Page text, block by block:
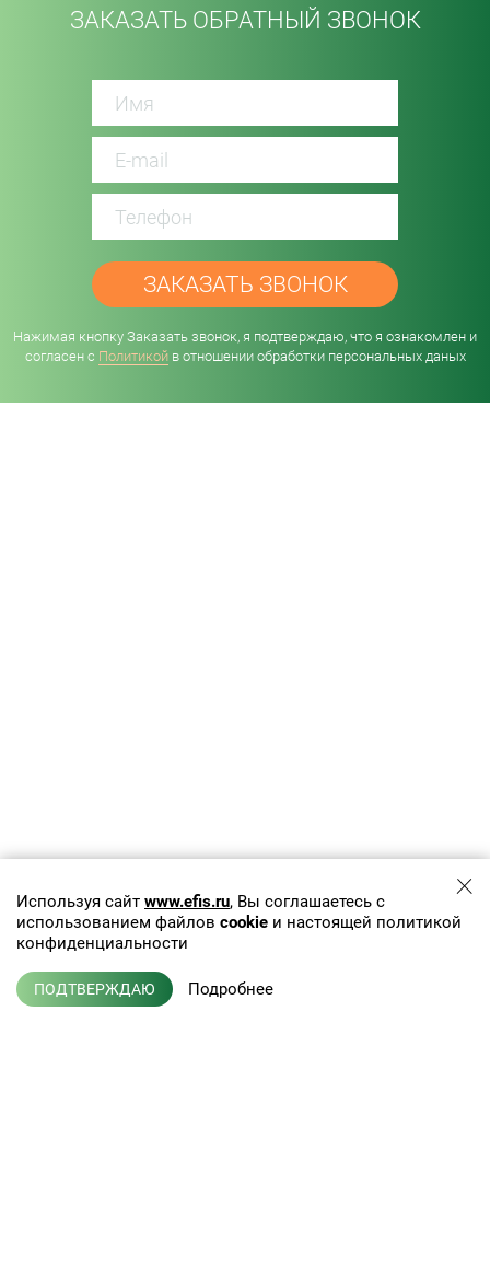
ЗАКАЗАТЬ ОБРАТНЫЙ ЗВОНОК
Нажимая кнопку Заказать звонок, я подтверждаю, что я ознакомлен и
согласен с Политикойв отношении обработки персональных даных
Используя сайт www.efis.ru, Вы соглашаетесь с
использованием файлов cookie и настоящей политикой
конфиденциальности
ПОДТВЕРЖДАЮ Подробнее